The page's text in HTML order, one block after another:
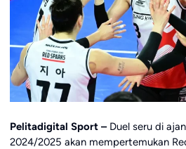
Pelitadigital Sport – Duel seru di
2024/2025 akan mempertemukan